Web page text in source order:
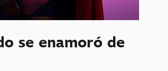
se enamoró de